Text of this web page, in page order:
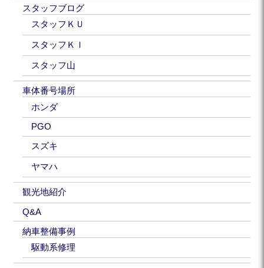
スタッフブログ
スタッフＫＵ
スタッフＫＩ
スタッフ山
車体番号場所
ホンダ
PGO
スズキ
ヤマハ
観光地紹介
Q&A
納車整備事例
駆動系修理